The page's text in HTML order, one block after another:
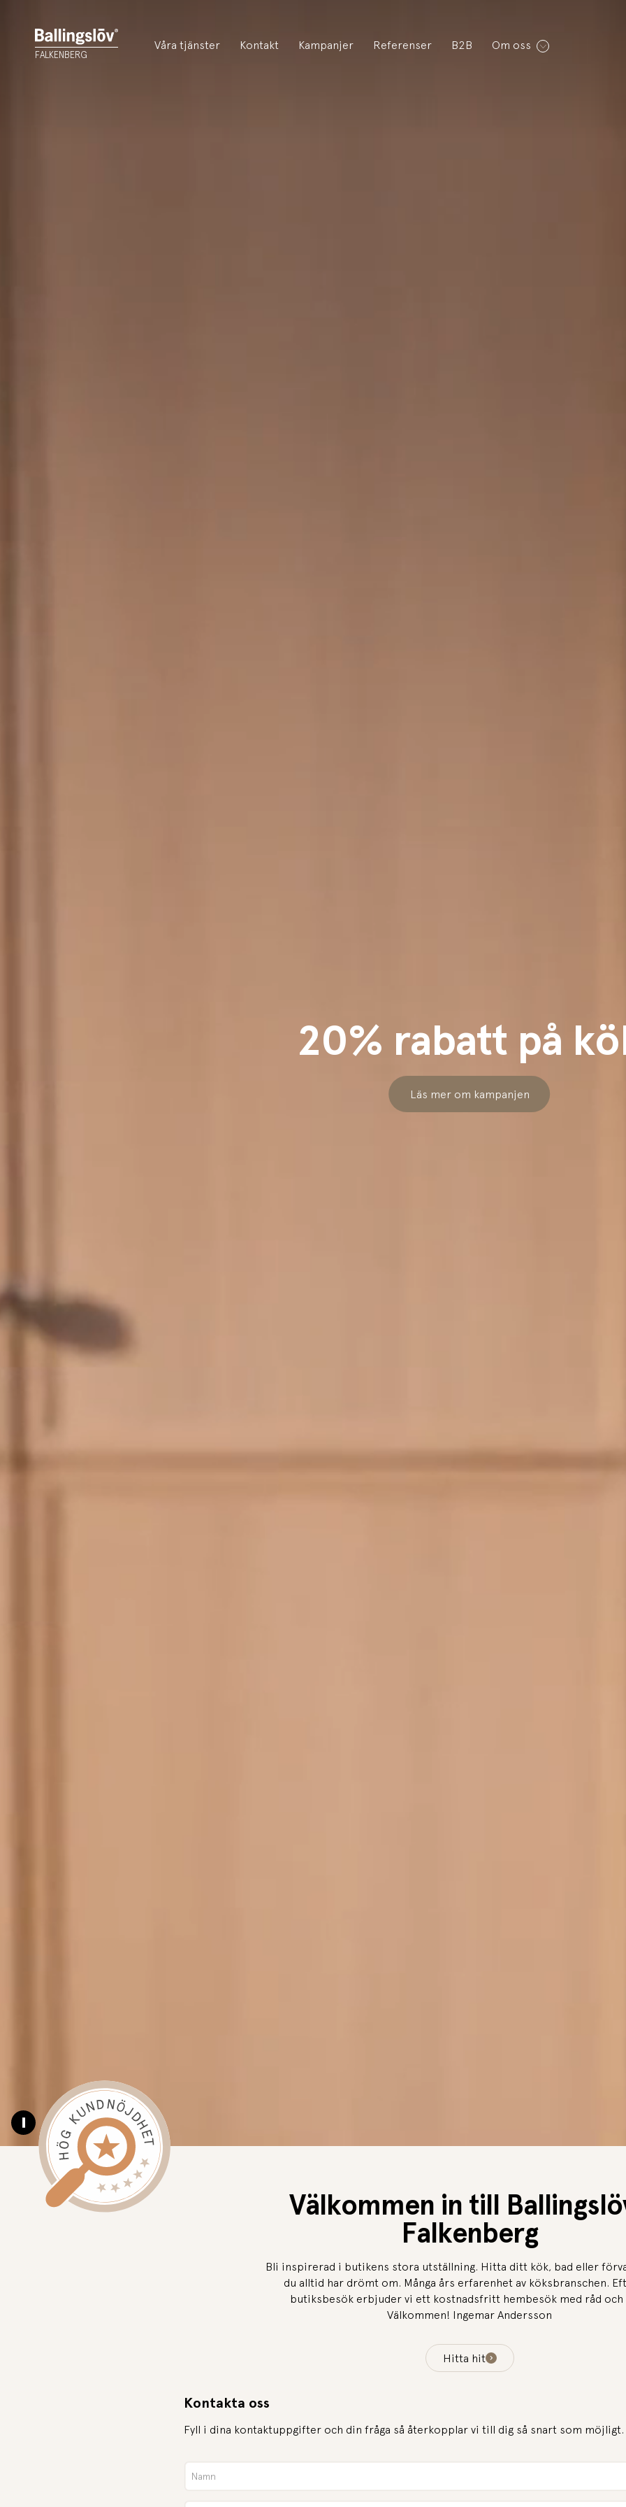
FALKENBERG
Våra tjänster Kontakt Kampanjer Referenser B2B Om oss
Pause video
20% rabatt på
Läs mer om kampanjen
Välkommen in till
Falkenberg
Bli inspirerad i butikens stora utställning. Hitta ditt kök, bad eller
du alltid har drömt om. Många års erfarenhet av köksbranschen.
butiksbesök erbjuder vi ett kostnadsfritt hembesök med råd
Välkommen! Ingemar Andersson
Hitta hit
Kontakta oss
Fyll i dina kontaktuppgifter och din fråga så återkopplar vi till dig så snart som möjligt.